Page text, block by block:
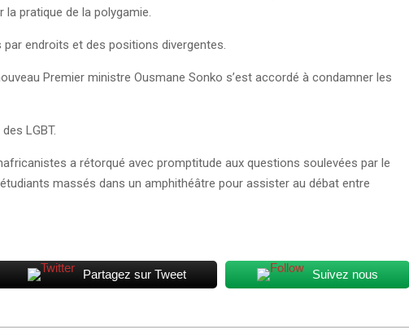
la pratique de la polygamie.
endroits et des positions divergentes.
Premier ministre Ousmane Sonko s’est accordé à condamner les
LGBT.
a rétorqué avec promptitude aux questions soulevées par le
massés dans un amphithéâtre pour assister au débat entre
Partagez sur Tweet Suivez nous